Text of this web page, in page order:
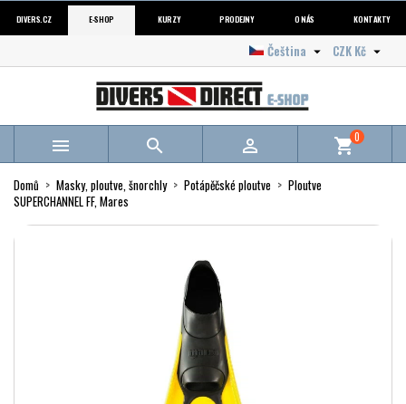
DIVERS.CZ E-SHOP KURZY PRODEJNY O NÁS KONTAKTY
CZK Kč 
Čeština 
   shopping_cart0
Domů Masky, ploutve, šnorchly Potápěčské ploutve
Ploutve
SUPERCHANNEL FF, Mares